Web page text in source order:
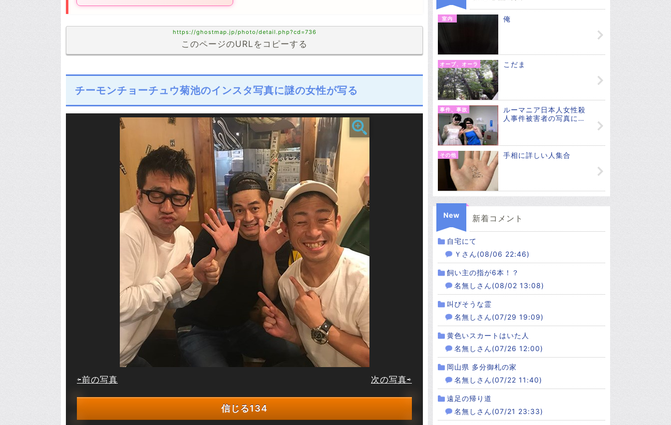
https://ghostmap.jp/photo/detail.php?cd=736
このページのURLをコピーする
チーモンチョーチュウ菊池のインスタ写真に謎の女性が写る
⇦前の写真 次の写真⇨
信じる134
室内 俺
オーブ、オーラ こだま
事件、事故
ルーマニア日本人女性殺
人事件被害者の写真に…
その他 手相に詳しい人集合
New 新着コメント
自宅にて
Ｙさん(08/06 22:46)
飼い主の指が6本！？
名無しさん(08/02 13:08)
叫びそうな霊
名無しさん(07/29 19:09)
黄色いスカートはいた人
名無しさん(07/26 12:00)
岡山県 多分御札の家
名無しさん(07/22 11:40)
遠足の帰り道
名無しさん(07/21 23:33)